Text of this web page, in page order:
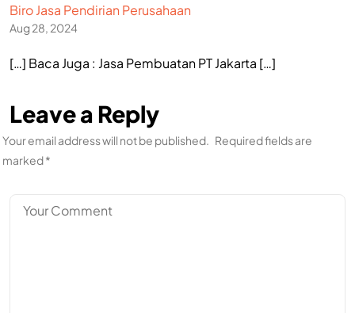
Biro Jasa Pendirian Perusahaan
Aug 28, 2024
[…] Baca Juga : Jasa Pembuatan PT Jakarta […]
Leave a Reply
Your email address will not be published. Required fields are
marked*